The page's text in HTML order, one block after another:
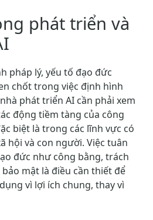
phát triển và
pháp lý, yếu tố đạo đức
chốt trong việc định hình
phát triển AI cần phải xem
động tiềm tàng của công
biệt là trong các lĩnh vực có
hội và con người. Việc tuân
đức như công bằng, trách
mật là điều cần thiết để
vì lợi ích chung, thay vì